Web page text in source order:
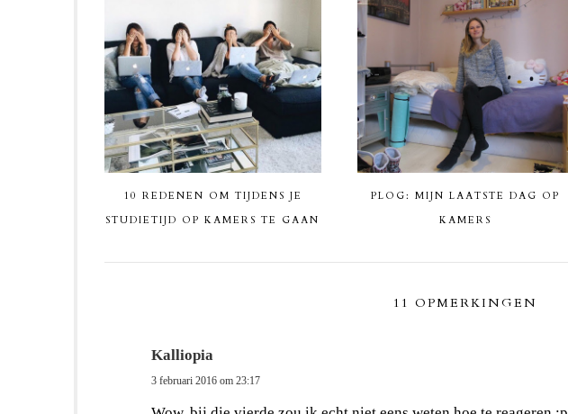
10 REDENEN OM TIJDENS JE
STUDIETIJD OP KAMERS TE GAAN
PLOG: MIJN LAATSTE DAG OP
KAMERS
11 OPMERKINGEN
Kalliopia
3 februari 2016 om 23:17